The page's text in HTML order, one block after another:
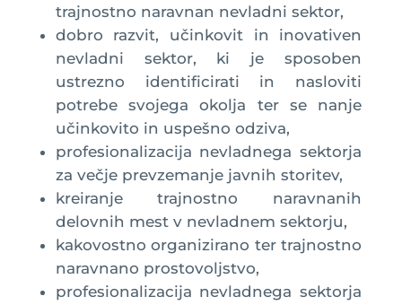
trajnostno naravnan nevladni sektor,
dobro razvit, učinkovit in inovativen
nevladni sektor, ki je sposoben
ustrezno identificirati in nasloviti
potrebe svojega okolja ter se nanje
učinkovito in uspešno odziva,
profesionalizacija nevladnega sektorja
za večje prevzemanje javnih storitev,
kreiranje trajnostno naravnanih
delovnih mest v nevladnem sektorju,
kakovostno organizirano ter trajnostno
naravnano prostovoljstvo,
profesionalizacija nevladnega sektorja